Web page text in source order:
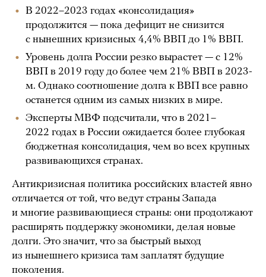
В 2022–2023 годах «консолидация»
продолжится — пока дефицит не снизится
с нынешних кризисных 4,4% ВВП до 1% ВВП.
Уровень долга России резко вырастет — с 12%
ВВП в 2019 году до более чем 21% ВВП в 2023-
м. Однако соотношение долга к ВВП все равно
останется одним из самых низких в мире.
Эксперты МВФ подсчитали, что в 2021–
2022 годах в России ожидается более глубокая
бюджетная консолидация, чем во всех крупных
развивающихся странах.
Антикризисная политика российских властей явно
отличается от той, что ведут страны Запада
и многие развивающиеся страны: они продолжают
расширять поддержку экономики, делая новые
долги. Это значит, что за быстрый выход
из нынешнего кризиса там заплатят будущие
поколения.